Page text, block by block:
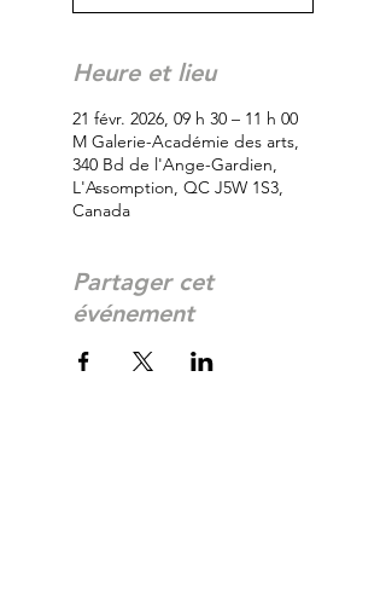
Heure et lieu
21 févr. 2026, 09 h 30 – 11 h 00
M Galerie-Académie des arts,
340 Bd de l'Ange-Gardien,
L'Assomption, QC J5W 1S3,
Canada
Partager cet
événement